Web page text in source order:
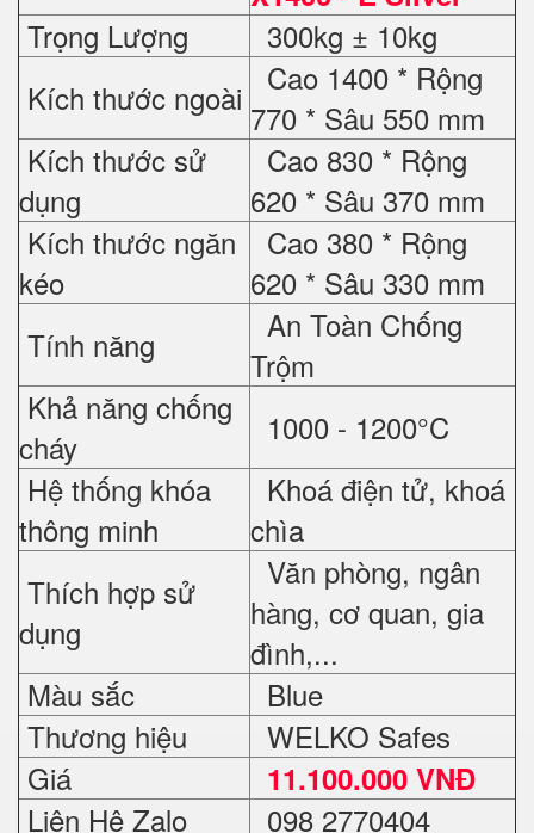
Trọng Lượng
300kg ± 10kg
Kích thước ngoài
Cao 1400 * Rộng
770 * Sâu 550 mm
Kích thước sử
dụng
Cao 830 * Rộng
620 * Sâu 370 mm
Kích thước ngăn
kéo
Cao 380 * Rộng
620 * Sâu 330 mm
Tính năng
An Toàn Chống
Trộm
Khả năng chống
cháy
1000 - 1200°C
Hệ thống khóa
thông minh
Khoá điện tử, khoá
chìa
Thích hợp sử
dụng
Văn phòng, ngân
hàng, cơ quan, gia
đình,...
Màu sắc
Blue
Thương hiệu
WELKO Safes
Giá
11.100.000 VNĐ
Liên Hệ Zalo 098 2770404